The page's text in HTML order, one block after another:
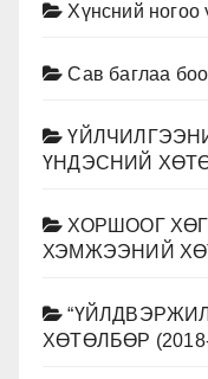
Хүнсний ногоо
Сав баглаа
ҮНДЭСНИЙ
ХОРШООГ
ХЭМЖЭЭНИЙ
ХӨТӨЛБӨР